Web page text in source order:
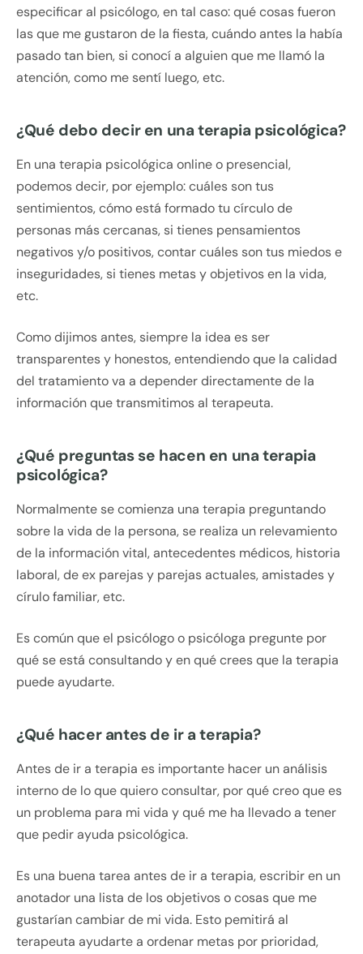
especificar al psicólogo, en tal caso: qué cosas fueron
las que me gustaron de la fiesta, cuándo antes la había
pasado tan bien, si conocí a alguien que me llamó la
atención, como me sentí luego, etc.
¿Qué debo decir en una terapia psicológica?
En una terapia psicológica online o presencial,
podemos decir, por ejemplo: cuáles son tus
sentimientos, cómo está formado tu círculo de
personas más cercanas, si tienes pensamientos
negativos y/o positivos, contar cuáles son tus miedos e
inseguridades, si tienes metas y objetivos en la vida,
etc.
Como dijimos antes, siempre la idea es ser
transparentes y honestos, entendiendo que la calidad
del tratamiento va a depender directamente de la
información que transmitimos al terapeuta.
¿Qué preguntas se hacen en una terapia
psicológica?
Normalmente se comienza una terapia preguntando
sobre la vida de la persona, se realiza un relevamiento
de la información vital, antecedentes médicos, historia
laboral, de ex parejas y parejas actuales, amistades y
círulo familiar, etc.
Es común que el psicólogo o psicóloga pregunte por
qué se está consultando y en qué crees que la terapia
puede ayudarte.
¿Qué hacer antes de ir a terapia?
Antes de ir a terapia es importante hacer un análisis
interno de lo que quiero consultar, por qué creo que es
un problema para mi vida y qué me ha llevado a tener
que pedir ayuda psicológica.
Es una buena tarea antes de ir a terapia, escribir en un
anotador una lista de los objetivos o cosas que me
gustarían cambiar de mi vida. Esto pemitirá al
terapeuta ayudarte a ordenar metas por prioridad,